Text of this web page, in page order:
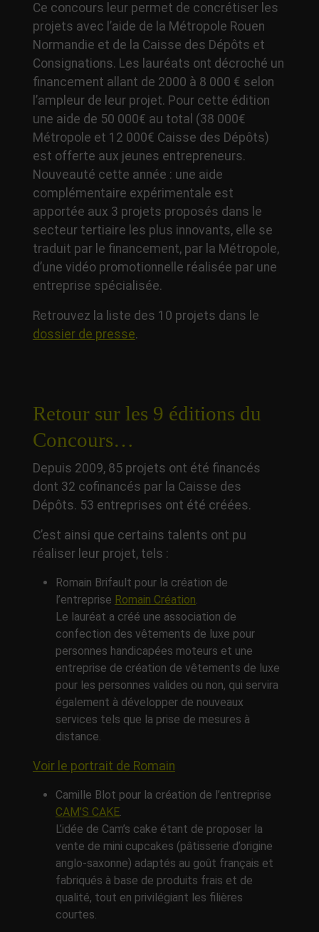
Ce concours leur permet de concrétiser les
projets avec l’aide de la Métropole Rouen
Normandie et de la Caisse des Dépôts et
Consignations. Les lauréats ont décroché un
financement allant de 2000 à 8 000 € selon
l’ampleur de leur projet. Pour cette édition
une aide de 50 000€ au total (38 000€
Métropole et 12 000€ Caisse des Dépôts)
est offerte aux jeunes entrepreneurs.
Nouveauté cette année : une aide
complémentaire expérimentale est
apportée aux 3 projets proposés dans le
secteur tertiaire les plus innovants, elle se
traduit par le financement, par la Métropole,
d’une vidéo promotionnelle réalisée par une
entreprise spécialisée.
Retrouvez la liste des 10 projets dans le
dossier de presse.
Retour sur les 9 éditions du
Concours…
Depuis 2009, 85 projets ont été financés
dont 32 cofinancés par la Caisse des
Dépôts. 53 entreprises ont été créées.
C’est ainsi que certains talents ont pu
réaliser leur projet, tels :
Romain Brifault pour la création de
l’entreprise Romain Création.
Le lauréat a créé une association de
confection des vêtements de luxe pour
personnes handicapées moteurs et une
entreprise de création de vêtements de luxe
pour les personnes valides ou non, qui servira
également à développer de nouveaux
services tels que la prise de mesures à
distance.
Voir le portrait de Romain
Camille Blot pour la création de l’entreprise
CAM’S CAKE.
L’idée de Cam’s cake étant de proposer la
vente de mini cupcakes (pâtisserie d’origine
anglo-saxonne) adaptés au goût français et
fabriqués à base de produits frais et de
qualité, tout en privilégiant les filières
courtes.